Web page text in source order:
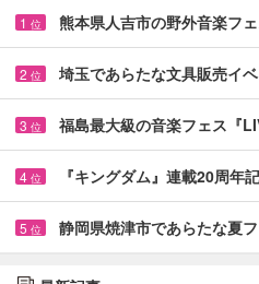
1 位 熊本県人吉市の野外音楽フ
2 位 埼玉であらたな文具販売イ
3 位 福島最大級の音楽フェス『
4 位 『キングダム』連載20周
5 位 静岡県焼津市であらたな夏